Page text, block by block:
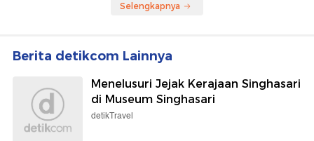
Selengkapnya
Berita detikcom Lainnya
Menelusuri Jejak Kerajaan Singhasari
di Museum Singhasari
detikTravel